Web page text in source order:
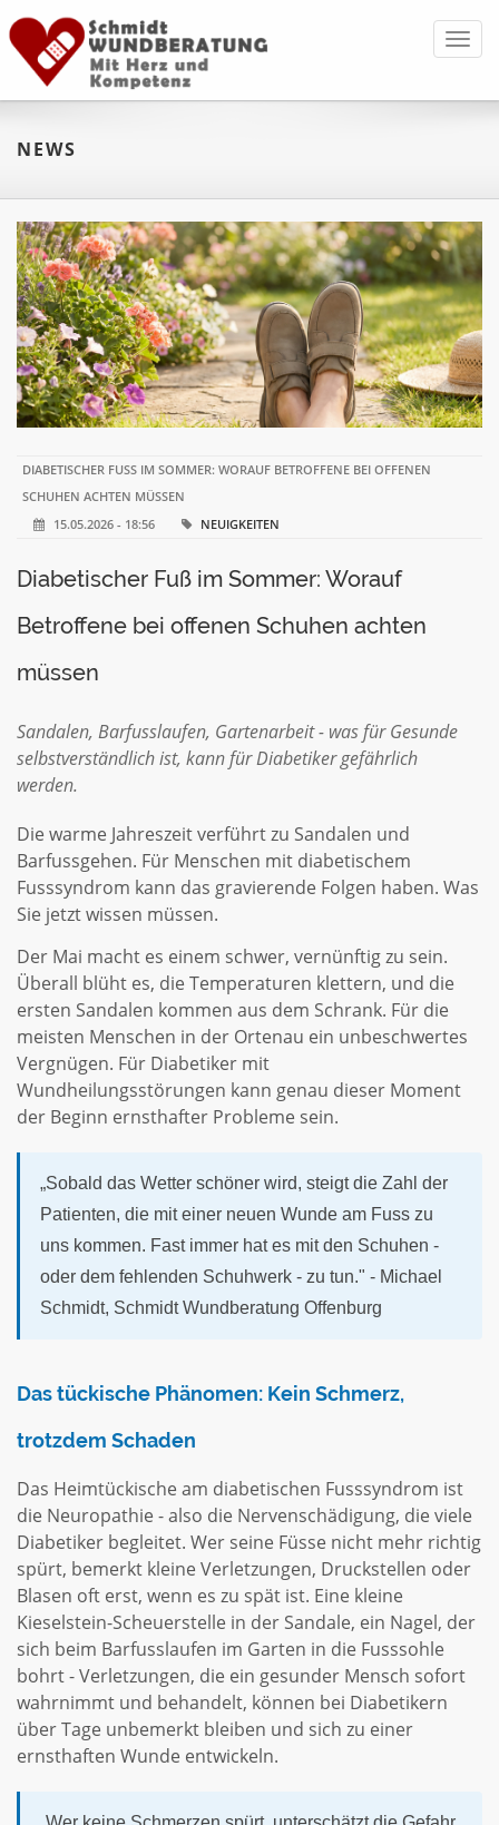
NEWS
DIABETISCHER FUSS IM SOMMER: WORAUF BETROFFENE BEI OFFENEN S
CHUHEN ACHTEN MÜSSEN
15.05.2026 - 18:56
NEUIGKEITEN
Diabetischer Fuß im Sommer: Worauf
Betroffene bei offenen Schuhen achten
müssen
Sandalen, Barfusslaufen, Gartenarbeit - was für Gesunde
selbstverständlich ist, kann für Diabetiker gefährlich
werden.
Die warme Jahreszeit verführt zu Sandalen und
Barfussgehen. Für Menschen mit diabetischem
Fusssyndrom kann das gravierende Folgen haben. Was
Sie jetzt wissen müssen.
Der Mai macht es einem schwer, vernünftig zu sein.
Überall blüht es, die Temperaturen klettern, und die
ersten Sandalen kommen aus dem Schrank. Für die
meisten Menschen in der Ortenau ein unbeschwertes
Vergnügen. Für Diabetiker mit
Wundheilungsstörungen kann genau dieser Moment
der Beginn ernsthafter Probleme sein.
„Sobald das Wetter schöner wird, steigt die Zahl der
Patienten, die mit einer neuen Wunde am Fuss zu
uns kommen. Fast immer hat es mit den Schuhen -
oder dem fehlenden Schuhwerk - zu tun." - Michael
Schmidt, Schmidt Wundberatung Offenburg
Das tückische Phänomen: Kein Schmerz,
trotzdem Schaden
Das Heimtückische am diabetischen Fusssyndrom ist
die Neuropathie - also die Nervenschädigung, die viele
Diabetiker begleitet. Wer seine Füsse nicht mehr richtig
spürt, bemerkt kleine Verletzungen, Druckstellen oder
Blasen oft erst, wenn es zu spät ist. Eine kleine
Kieselstein-Scheuerstelle in der Sandale, ein Nagel, der
sich beim Barfusslaufen im Garten in die Fusssohle
bohrt - Verletzungen, die ein gesunder Mensch sofort
wahrnimmt und behandelt, können bei Diabetikern
über Tage unbemerkt bleiben und sich zu einer
ernsthaften Wunde entwickeln.